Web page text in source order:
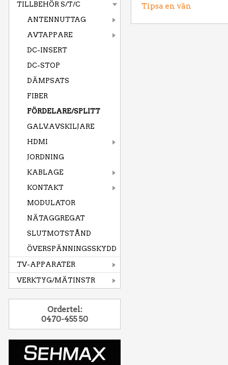
TILLBEHÖR S/T/C
ANTENNUTTAG
AVTAPPARE
DC-INSERT
DC-STOP
DÄMPSATS
FIBER
FÖRDELARE/SPLITT
GALV.AVSKILJARE
HDMI
JORDNING
KABLAGE
KONTAKT
MODULATOR
NÄTAGGREGAT
SLUTMOTSTÅND
ÖVERSPÄNNINGSSKYDD
TV-APPARATER
VERKTYG/MÄTINSTR
Ordertel:
0470-455 50
Tipsa en vän